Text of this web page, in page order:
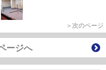
＞次のページ
ージへ